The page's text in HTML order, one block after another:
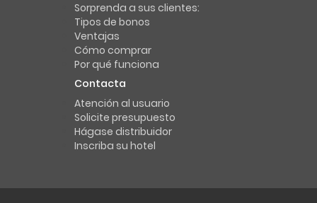
Sorprenda a sus clientes:
Tipos de bonos
Ventajas
Cómo comprar
Por qué funciona
Contacta
Atención al usuario
Solicite presupuesto
Hágase distribuidor
Inscriba su hotel